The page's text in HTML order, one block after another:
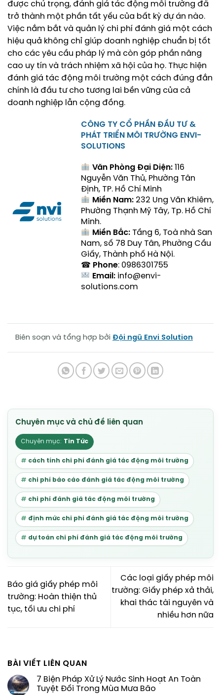
được chú trọng, đánh giá tác động môi trường đã
trở thành một phần tất yếu của bất kỳ dự án nào.
Việc nắm bắt và quản lý chi phí đánh giá một cách
hiệu quả không chỉ giúp doanh nghiệp chuẩn bị tốt
cho các yêu cầu pháp lý mà còn góp phần nâng
cao uy tín và trách nhiệm xã hội của họ. Thực hiện
đánh giá tác động môi trường một cách đúng đắn
chính là đầu tư cho tương lai bền vững của cả
doanh nghiệp lẫn cộng đồng.
CÔNG TY CỔ PHẦN ĐẦU TƯ &
PHÁT TRIỂN MÔI TRƯỜNG ENVI-
SOLUTIONS
Văn Phòng Đại Diện:116
Nguyễn Văn Thủ, Phường Tân
Định, TP. Hồ Chí Minh
Miền Nam:232 Ung Văn Khiêm,
Phường Thạnh Mỹ Tây, Tp. Hồ Chí
Minh.
Miền Bắc:Tầng 6, Toà nhà San
Nam, số 78 Duy Tân, Phường Cầu
Giấy, Thành phố Hà Nội.
☎ Phone: 0986301755
Email:info@envi-
solutions.com
Biên soạn và tổng hợp bởi Đội ngũ Envi Solution
Tin Tức
cách tính chi phí đánh giá tác động môi trường
chi phí báo cáo đánh giá tác động môi trường
chi phí đánh giá tác động môi trường
định mức chi phí đánh giá tác động môi trường
dự toán chi phí đánh giá tác động môi trường
Báo giá giấy phép môi
trường: Hoàn thiện thủ
tục, tối ưu chi phí
Các loại giấy phép môi
trường: Giấy phép xả thải,
khai thác tài nguyên và
nhiều hơn nữa
BÀI VIẾT LIÊN QUAN
7 Biện Pháp Xử Lý Nước Sinh Hoạt An Toàn
Tuyệt Đối Trong Mùa Mưa Bão